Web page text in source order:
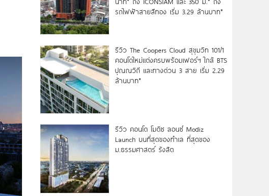
รถไฟฟ้าสายสีทอง เริ่ม 3.29 ล้านบาท*
รีวิว The Coopers Cloud สุขุมวิท 101/1
คอนโดใหม่แต่งครบพร้อมเฟอร์ฯ ใกล้ BTS
ปุณณวิถี และทางด่วน 3 สาย เริ่ม 2.29
ล้านบาท*
รีวิว คอนโด โมดิซ ลอนซ์ Modiz
Launch บนที่สุดของทำเล ที่สุดของ
ม.ธรรมศาสตร์ รังสิต